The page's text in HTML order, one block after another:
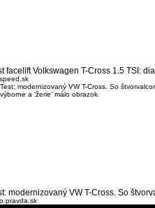
facelift Volkswagen T-Cross 1.5 TSI:
modernizovaný VW T-Cross. So